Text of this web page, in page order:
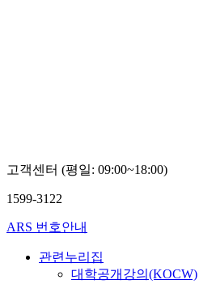
고객센터 (평일: 09:00~18:00)
1599-3122
ARS 번호안내
관련누리집
대학공개강의(KOCW)